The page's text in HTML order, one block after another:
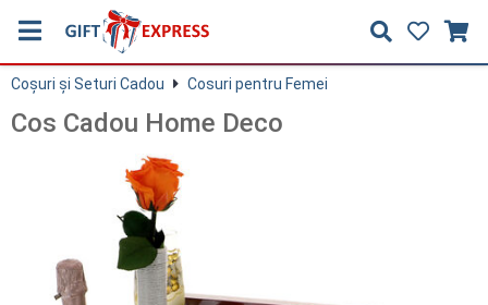
Coşuri și Seturi Cadou Cosuri pentru Femei
Cos Cadou Home Deco